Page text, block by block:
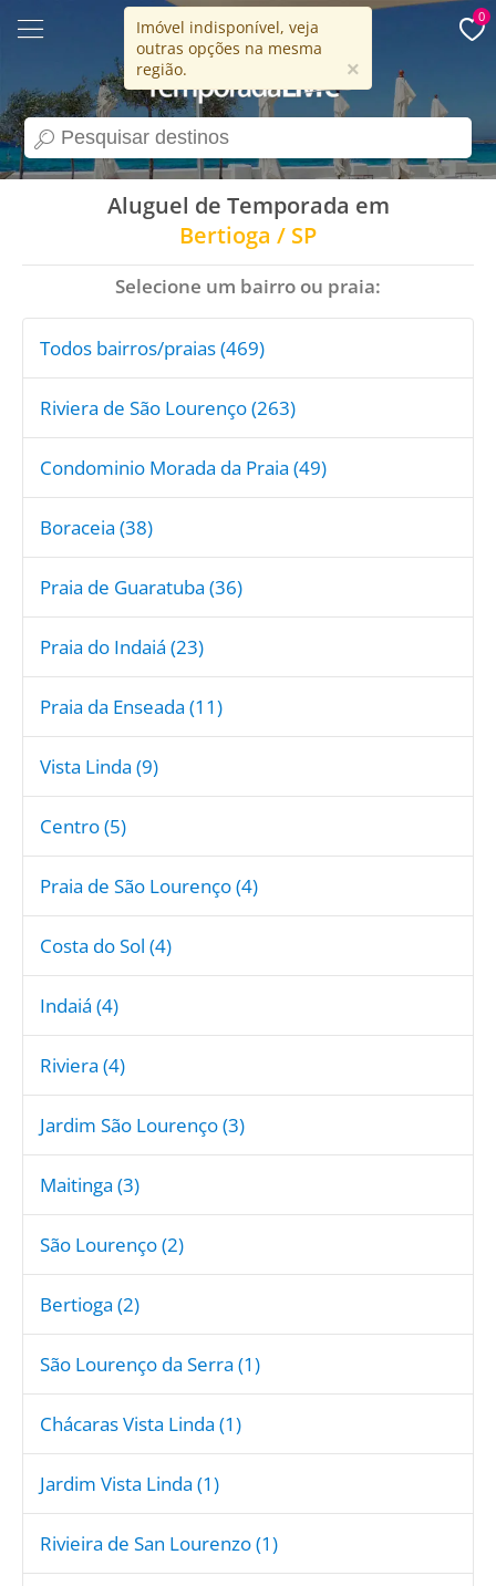
search
15 anos
0
Imóvel indisponível, veja
outras opções na mesma
região.
×
Aluguel de Temporada em
Bertioga / SP
Selecione um bairro ou praia:
Todos bairros/praias (469)
Riviera de São Lourenço (263)
Condominio Morada da Praia (49)
Boraceia (38)
Praia de Guaratuba (36)
Praia do Indaiá (23)
Praia da Enseada (11)
Vista Linda (9)
Centro (5)
Praia de São Lourenço (4)
Costa do Sol (4)
Indaiá (4)
Riviera (4)
Jardim São Lourenço (3)
Maitinga (3)
São Lourenço (2)
Bertioga (2)
São Lourenço da Serra (1)
Chácaras Vista Linda (1)
Jardim Vista Linda (1)
Rivieira de San Lourenzo (1)